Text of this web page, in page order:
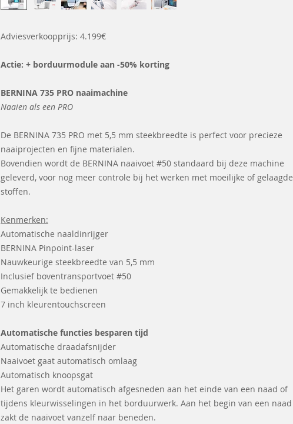
Adviesverkoopprijs: 4.199€
Actie: + borduurmodule aan -50% korting
BERNINA 735 PRO naaimachine
Naaien als een PRO
De BERNINA 735 PRO met 5,5 mm steekbreedte is perfect voor precieze
naaiprojecten en fijne materialen.
Bovendien wordt de BERNINA naaivoet #50 standaard bij deze machine
geleverd, voor nog meer controle bij het werken met moeilijke of gelaagde
stoffen.
Kenmerken:
Automatische naaldinrijger
BERNINA Pinpoint-laser
Nauwkeurige steekbreedte van 5,5 mm
Inclusief boventransportvoet #50
Gemakkelijk te bedienen
7 inch kleurentouchscreen
Automatische functies besparen tijd
Automatische draadafsnijder
Naaivoet gaat automatisch omlaag
Automatisch knoopsgat
Het garen wordt automatisch afgesneden aan het einde van een naad of
tijdens kleurwisselingen in het borduurwerk. Aan het begin van een naad
zakt de naaivoet vanzelf naar beneden.